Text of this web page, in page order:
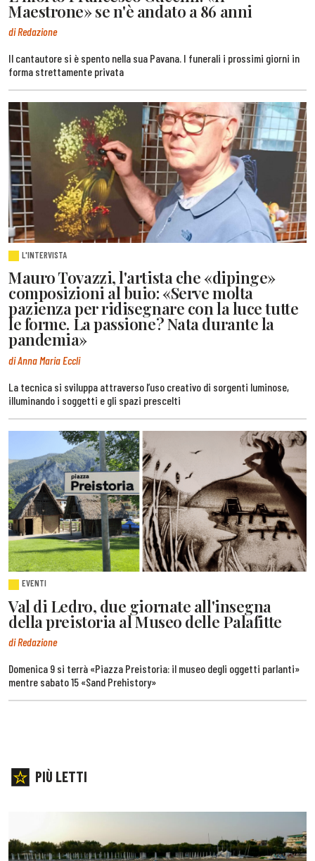
Maestrone» se n'è andato a 86 anni
di Redazione
Il cantautore si è spento nella sua Pavana. I funerali i prossimi giorni in
forma strettamente privata
L'INTERVISTA
Mauro Tovazzi, l'artista che «dipinge»
composizioni al buio: «Serve molta
pazienza per ridisegnare con la luce tutte
le forme. La passione? Nata durante la
pandemia»
di Anna Maria Eccli
La tecnica si sviluppa attraverso l’uso creativo di sorgenti luminose,
illuminando i soggetti e gli spazi prescelti
EVENTI
Val di Ledro, due giornate all'insegna
della preistoria al Museo delle Palafitte
di Redazione
Domenica 9 si terrà «Piazza Preistoria: il museo degli oggetti parlanti»
mentre sabato 15 «Sand Prehistory»
PIÙ LETTI